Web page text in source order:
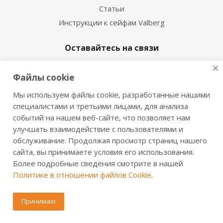
Статьи
Инструкции к сейфам Valberg
Оставайтесь на связи
Наши контакты
8 (800) 333-53-72
info06@valbergsafe.ru
г. Ханты-Мансийск, Объездная ул., 3
Файлы cookie
Мы используем файлы cookie, разработанные нашими
специалистами и третьими лицами, для анализа
событий на нашем веб-сайте, что позволяет нам
улучшать взаимодействие с пользователями и
обслуживание. Продолжая просмотр страниц нашего
сайта, вы принимаете условия его использования.
Более подробные сведения смотрите в нашей
Политике в отношении файлов Cookie.
Принимаю